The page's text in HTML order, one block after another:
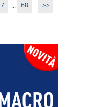
7 ... 68 >>